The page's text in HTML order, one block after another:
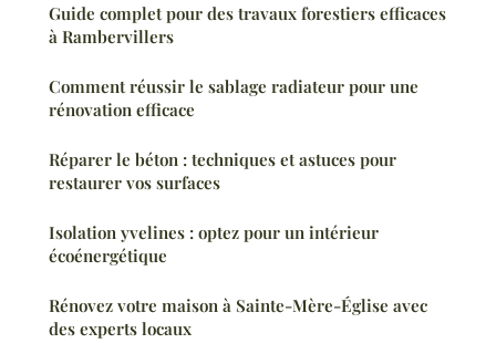
Guide complet pour des travaux forestiers efficaces
à Rambervillers
Comment réussir le sablage radiateur pour une
rénovation efficace
Réparer le béton : techniques et astuces pour
restaurer vos surfaces
Isolation yvelines : optez pour un intérieur
écoénergétique
Rénovez votre maison à Sainte-Mère-Église avec
des experts locaux